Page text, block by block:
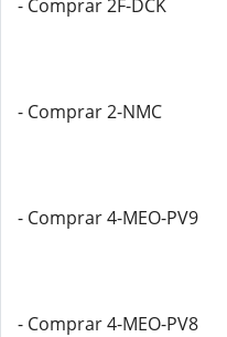
- Comprar 2F-DCK
- Comprar 2-NMC
- Comprar 4-MEO-PV9
- Comprar 4-MEO-PV8